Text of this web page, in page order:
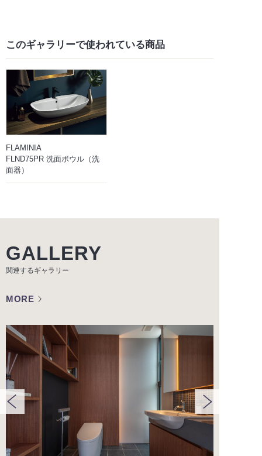
このギャラリーで使われている商品
FLAMINIA
FLND75PR 洗面ボウル（洗
面器）
GALLERY
関連するギャラリー
MORE